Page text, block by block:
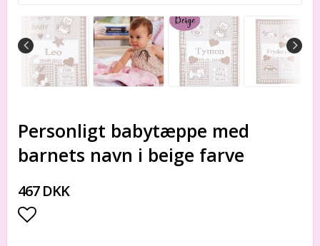
Personligt babytæppe med
barnets navn i beige farve
467 DKK